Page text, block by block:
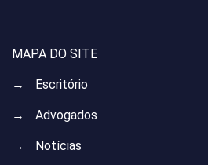
MAPA DO SITE
→ Escritório
→ Advogados
→ Notícias